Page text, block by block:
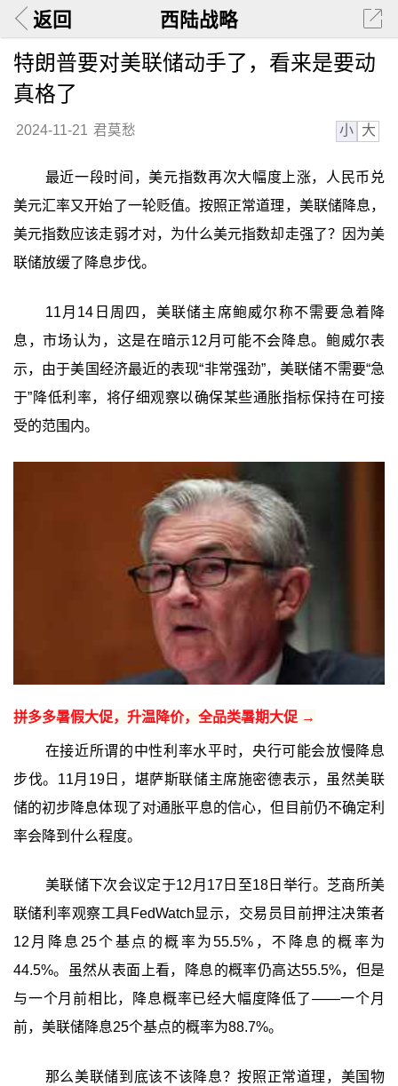
返回 西陆战略
特朗普要对美联储动手了，看来是要动
真格了
2024-11-21 君莫愁 小 大
最近一段时间，美元指数再次大幅度上涨，人民币兑
美元汇率又开始了一轮贬值。按照正常道理，美联储降息，
美元指数应该走弱才对，为什么美元指数却走强了？因为美
联储放缓了降息步伐。
11月14日周四，美联储主席鲍威尔称不需要急着降
息，市场认为，这是在暗示12月可能不会降息。鲍威尔表
示，由于美国经济最近的表现“非常强劲”，美联储不需要“急
于”降低利率，将仔细观察以确保某些通胀指标保持在可接
受的范围内。
拼多多暑假大促，升温降价，全品类暑期大促 →
在接近所谓的中性利率水平时，央行可能会放慢降息
步伐。11月19日，堪萨斯联储主席施密德表示，虽然美联
储的初步降息体现了对通胀平息的信心，但目前仍不确定利
率会降到什么程度。
美联储下次会议定于12月17日至18日举行。芝商所美
联储利率观察工具FedWatch显示，交易员目前押注决策者
12月降息25个基点的概率为55.5%，不降息的概率为
44.5%。虽然从表面上看，降息的概率仍高达55.5%，但是
与一个月前相比，降息概率已经大幅度降低了——一个月
前，美联储降息25个基点的概率为88.7%。
那么美联储到底该不该降息？按照正常道理，美国物